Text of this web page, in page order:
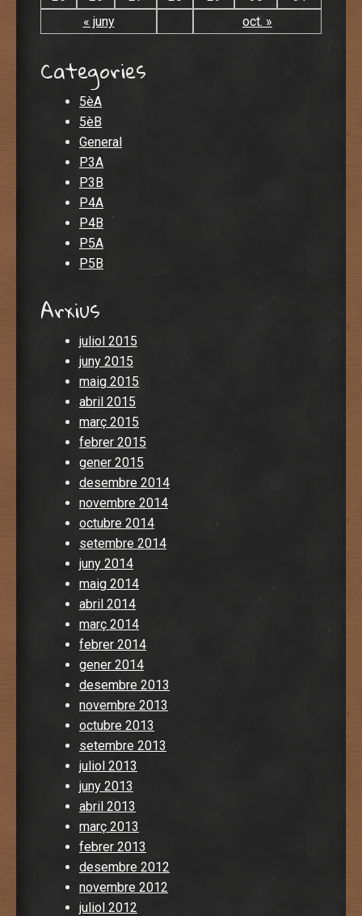
« juny oct. »
Categories
5èA
5èB
General
P3A
P3B
P4A
P4B
P5A
P5B
Arxius
juliol 2015
juny 2015
maig 2015
abril 2015
març 2015
febrer 2015
gener 2015
desembre 2014
novembre 2014
octubre 2014
setembre 2014
juny 2014
maig 2014
abril 2014
març 2014
febrer 2014
gener 2014
desembre 2013
novembre 2013
octubre 2013
setembre 2013
juliol 2013
juny 2013
abril 2013
març 2013
febrer 2013
desembre 2012
novembre 2012
juliol 2012